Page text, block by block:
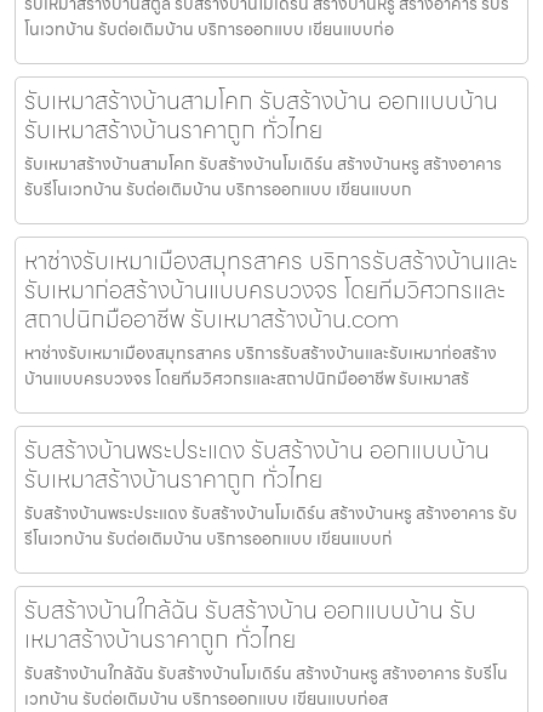
โนเวทบ้าน รับต่อเติมบ้าน บริการออกแบบ เขียนแบบก่อ
รับเหมาสร้างบ้านสามโคก รับสร้างบ้าน ออกแบบบ้าน
รับเหมาสร้างบ้านราคาถูก ทั่วไทย
รับเหมาสร้างบ้านสามโคก รับสร้างบ้านโมเดิร์น สร้างบ้านหรู สร้างอาคาร
รับรีโนเวทบ้าน รับต่อเติมบ้าน บริการออกแบบ เขียนแบบก
หาช่างรับเหมาเมืองสมุทรสาคร บริการรับสร้างบ้านและ
รับเหมาก่อสร้างบ้านแบบครบวงจร โดยทีมวิศวกรและ
สถาปนิกมืออาชีพ รับเหมาสร้างบ้าน.com
หาช่างรับเหมาเมืองสมุทรสาคร บริการรับสร้างบ้านและรับเหมาก่อสร้าง
บ้านแบบครบวงจร โดยทีมวิศวกรและสถาปนิกมืออาชีพ รับเหมาสร้
รับสร้างบ้านพระประแดง รับสร้างบ้าน ออกแบบบ้าน
รับเหมาสร้างบ้านราคาถูก ทั่วไทย
รับสร้างบ้านพระประแดง รับสร้างบ้านโมเดิร์น สร้างบ้านหรู สร้างอาคาร รับ
รีโนเวทบ้าน รับต่อเติมบ้าน บริการออกแบบ เขียนแบบก่
รับสร้างบ้านใกล้ฉัน รับสร้างบ้าน ออกแบบบ้าน รับ
เหมาสร้างบ้านราคาถูก ทั่วไทย
รับสร้างบ้านใกล้ฉัน รับสร้างบ้านโมเดิร์น สร้างบ้านหรู สร้างอาคาร รับรีโน
เวทบ้าน รับต่อเติมบ้าน บริการออกแบบ เขียนแบบก่อส